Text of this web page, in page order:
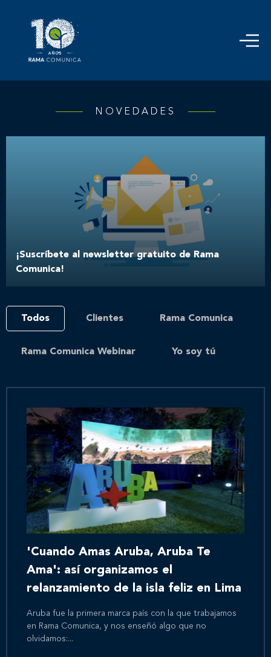
NOVEDADES
¡Suscríbete al newsletter gratuito de Rama
Comunica!
Todos Clientes Rama Comunica
Rama Comunica Webinar Yo soy tú
'Cuando Amas Aruba, Aruba Te
Ama': así organizamos el
relanzamiento de la isla feliz en Lima
Aruba fue la primera marca país con la que trabajamos
en Rama Comunica, y nos enseñó algo que no
olvidamos:...